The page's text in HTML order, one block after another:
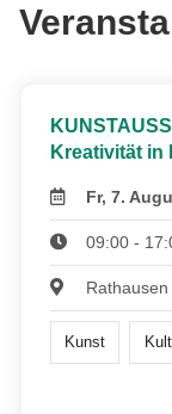
Kreativität in
Fr, 7.
09:00 -
Kunst